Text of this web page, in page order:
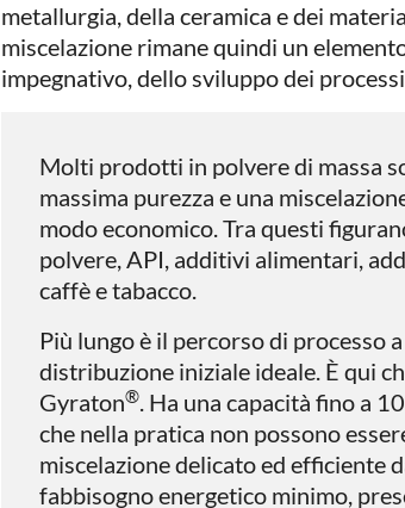
metallurgia, della ceramica e dei
miscelazione rimane quindi un
impegnativo, dello sviluppo dei
Molti prodotti in polvere di massa
massima purezza e una
modo economico. Tra questi
polvere, API, additivi alimentari,
caffè e tabacco.
Più lungo è il percorso di processo
distribuzione iniziale ideale. È qui
Gyraton®. Ha una capacità fino a
che nella pratica non possono
miscelazione delicato ed efficiente
fabbisogno energetico minimo,